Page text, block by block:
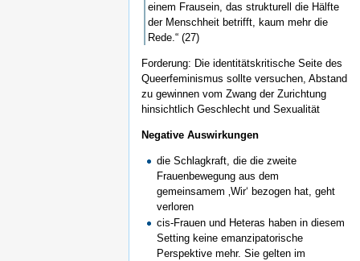
einem Frausein, das strukturell die Hälfte
der Menschheit betrifft, kaum mehr die
Rede.“ (27)
Forderung: Die identitätskritische Seite des
Queerfeminismus sollte versuchen, Abstand
zu gewinnen vom Zwang der Zurichtung
hinsichtlich Geschlecht und Sexualität
Negative Auswirkungen
die Schlagkraft, die die zweite
Frauenbewegung aus dem
gemeinsamem ‚Wir‘ bezogen hat, geht
verloren
cis-Frauen und Heteras haben in diesem
Setting keine emanzipatorische
Perspektive mehr. Sie gelten im